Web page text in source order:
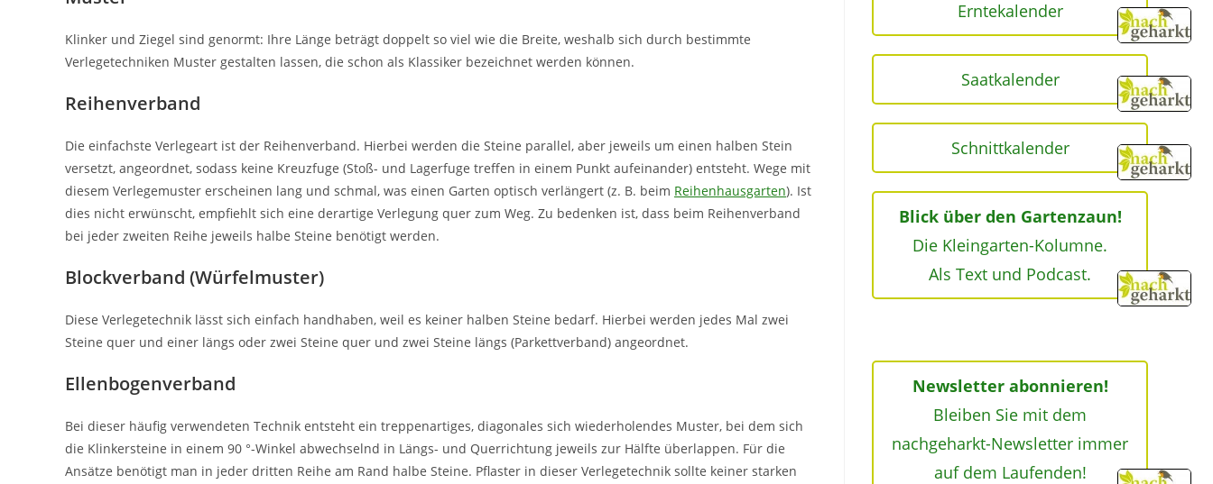
Klinker und Ziegel sind genormt: Ihre Länge beträgt doppelt so viel wie die Breite, weshalb sich durch bestimmte
Verlegetechniken Muster gestalten lassen, die schon als Klassiker bezeichnet werden können.
Reihenverband
Die einfachste Verlegeart ist der Reihenverband. Hierbei werden die Steine parallel, aber jeweils um einen halben Stein
versetzt, angeordnet, sodass keine Kreuzfuge (Stoß- und Lagerfuge treffen in einem Punkt aufeinander) entsteht. Wege mit
diesem Verlegemuster erscheinen lang und schmal, was einen Garten optisch verlängert (z. B. beim Reihenhausgarten). Ist
dies nicht erwünscht, empfiehlt sich eine derartige Verlegung quer zum Weg. Zu bedenken ist, dass beim Reihenverband
bei jeder zweiten Reihe jeweils halbe Steine benötigt werden.
Blockverband (Würfelmuster)
Diese Verlegetechnik lässt sich einfach handhaben, weil es keiner halben Steine bedarf. Hierbei werden jedes Mal zwei
Steine quer und einer längs oder zwei Steine quer und zwei Steine längs (Parkettverband) angeordnet.
Ellenbogenverband
Bei dieser häufig verwendeten Technik entsteht ein treppenartiges, diagonales sich wiederholendes Muster, bei dem sich
die Klinkersteine in einem 90 °-Winkel abwechselnd in Längs- und Querrichtung jeweils zur Hälfte überlappen. Für die
Ansätze benötigt man in jeder dritten Reihe am Rand halbe Steine. Pflaster in dieser Verlegetechnik sollte keiner starken
Erntekalender
Saatkalender
Schnittkalender
Blick über den Gartenzaun!
Die Kleingarten-Kolumne.
Als Text und Podcast.
Newsletter abonnieren!
Bleiben Sie mit dem
nachgeharkt-Newsletter immer
auf dem Laufenden!